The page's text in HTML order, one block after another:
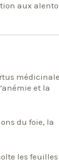
aux
et la
du foie, la
les